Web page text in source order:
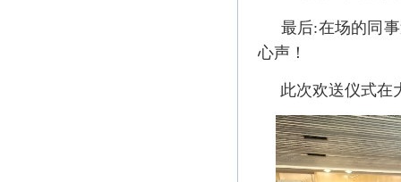
最后:在场的同事
心声！
此次欢送仪式在